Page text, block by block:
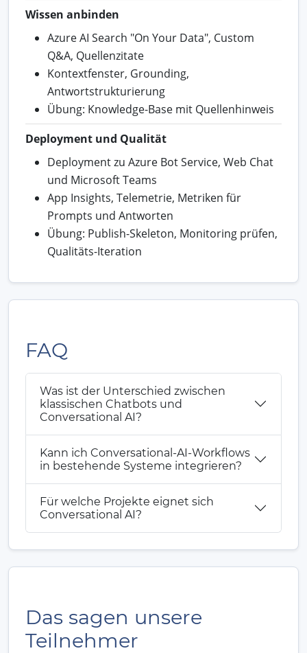
Wissen anbinden
Azure AI Search "On Your Data", Custom
Q&A, Quellenzitate
Kontextfenster, Grounding,
Antwortstrukturierung
Übung: Knowledge-Base mit Quellenhinweis
Deployment und Qualität
Deployment zu Azure Bot Service, Web Chat
und Microsoft Teams
App Insights, Telemetrie, Metriken für
Prompts und Antworten
Übung: Publish-Skeleton, Monitoring prüfen,
Qualitäts-Iteration
FAQ
Was ist der Unterschied zwischen
klassischen Chatbots und
Conversational AI?
Kann ich Conversational-AI-Workflows
in bestehende Systeme integrieren?
Für welche Projekte eignet sich
Conversational AI?
Das sagen unsere
Teilnehmer